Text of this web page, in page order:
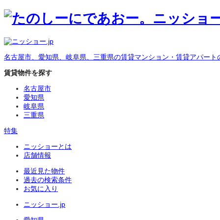
名古屋市、愛知県、岐阜県、三重県の賃貸マンション・賃貸アパート
賃貸物件を探す
名古屋市
愛知県
岐阜県
三重県
特集
ニッショーとは
店舗情報
最近見た物件
過去の検索条件
お気に入り
ニッショー.jp